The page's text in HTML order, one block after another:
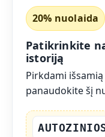
20% nuolaida
Patikrinkite
istoriją
Pirkdami išsamią
panaudokite šį